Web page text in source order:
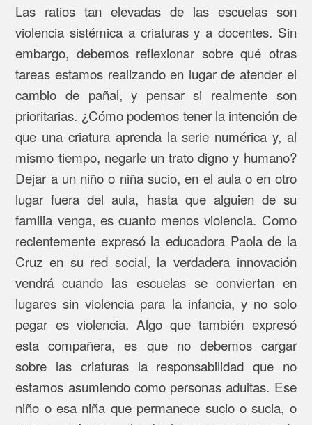
Las ratios tan elevadas de las escuelas son
violencia sistémica a criaturas y a docentes. Sin
embargo, debemos reflexionar sobre qué otras
tareas estamos realizando en lugar de atender el
cambio de pañal, y pensar si realmente son
prioritarias. ¿Cómo podemos tener la intención de
que una criatura aprenda la serie numérica y, al
mismo tiempo, negarle un trato digno y humano?
Dejar a un niño o niña sucio, en el aula o en otro
lugar fuera del aula, hasta que alguien de su
familia venga, es cuanto menos violencia. Como
recientemente expresó la educadora Paola de la
Cruz en su red social, la verdadera innovación
vendrá cuando las escuelas se conviertan en
lugares sin violencia para la infancia, y no solo
pegar es violencia. Algo que también expresó
esta compañera, es que no debemos cargar
sobre las criaturas la responsabilidad que no
estamos asumiendo como personas adultas. Ese
niño o esa niña que permanece sucio o sucia, o